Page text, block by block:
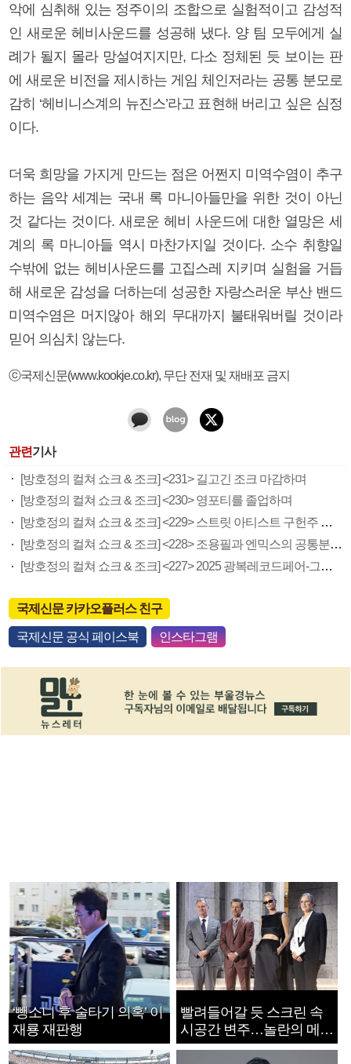
악에 심취해 있는 정주이의 조합으로 실험적이고 감성적
인 새로운 헤비사운드를 성공해 냈다. 양 팀 모두에게 실
례가 될지 몰라 망설여지지만, 다소 정체된 듯 보이는 판
에 새로운 비전을 제시하는 게임 체인저라는 공통 분모로
감히 ‘헤비니스계의 뉴진스’라고 표현해 버리고 싶은 심정
이다.
더욱 희망을 가지게 만드는 점은 어쩐지 미역수염이 추구
하는 음악 세계는 국내 록 마니아들만을 위한 것이 아닌
것 같다는 것이다. 새로운 헤비 사운드에 대한 열망은 세
계의 록 마니아들 역시 마찬가지일 것이다. 소수 취향일
수밖에 없는 헤비사운드를 고집스레 지키며 실험을 거듭
해 새로운 감성을 더하는데 성공한 자랑스러운 부산 밴드
미역수염은 머지않아 해외 무대까지 불태워버릴 것이라
믿어 의심치 않는다.
ⓒ국제신문(www.kookje.co.kr), 무단 전재 및 재배포 금지
관련기사
[방호정의 컬쳐 쇼크 & 조크] <231> 길고긴 조크 마감하며
[방호정의 컬쳐 쇼크 & 조크] <230> 영포티를 졸업하며
[방호정의 컬쳐 쇼크 & 조크] <229> 스트릿 아티스트 구헌주 개인전
[방호정의 컬쳐 쇼크 & 조크] <228> 조용필과 엔믹스의 공통분모 ‘고추잠자리’
[방호정의 컬쳐 쇼크 & 조크] <227> 2025 광복레코드페어-그룹사운드 참관기
국제신문 카카오플러스 친구
국제신문 공식 페이스북 인스타그램
‘뺑소니 후 술타기 의혹’ 이
재룡 재판행
빨려들어갈 듯 스크린 속
시공간 변주…놀란의 메시
지는 ‘전쟁 속죄’